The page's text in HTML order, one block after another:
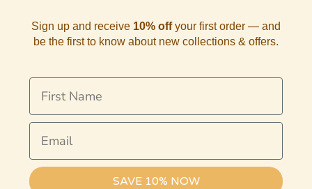
Sign up and receive 10% offyour first order — and
be the first to know about new collections & offers.
First Name
Email
SAVE 10% NOW